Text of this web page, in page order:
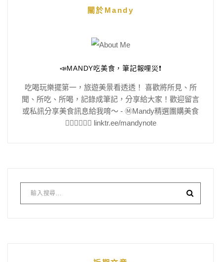
關於Mandy
📣MANDY吃美食，筆記報哩災❗️
吃喝玩樂擺第一，旅遊美景看透透！ 喜歡將所見、所
聞、所吃、所喝，記錄成筆記，分享給大家！歡迎留言
或私訊分享美食訊息給我唷～ - Ⓜ️Mandy精選團購美食
👇🏻👇🏻👇🏻 linktr.ee/mandynote